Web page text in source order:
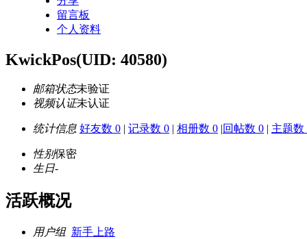
留言板
个人资料
KwickPos(UID: 40580)
邮箱状态未验证
视频认证未认证
统计信息 好友数 0 | 记录数 0 | 相册数 0 |回帖数 0 | 主题数
性别保密
生日-
活跃概况
用户组 新手上路